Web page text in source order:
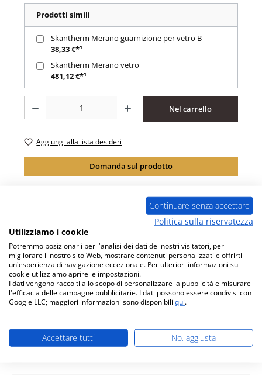
Prodotti simili
Skantherm Merano guarnizione per vetro B
38,33 €*¹
Skantherm Merano vetro
481,12 €*¹
Nel carrello
Aggiungi alla lista desideri
Domanda sul prodotto
Descrizione
originale pietra laterale a sinistra B per stufa a legna
Skantherm Merano Ci sono diversi modelli per la
Skantherm Merano.…Di più
Caratteristiche
Continuare senza accettare
Politica sulla riservatezza
Utilizziamo i cookie
Potremmo posizionarli per l'analisi dei dati dei nostri visitatori, per
migliorare il nostro sito Web, mostrare contenuti personalizzati e offrirti
un'esperienza di navigazione eccezionale. Per ulteriori informazioni sui
cookie utilizziamo aprire le impostazioni.
I dati vengono raccolti allo scopo di personalizzare la pubblicità e misurare
l'efficacia delle campagne pubblicitarie. I dati possono essere condivisi con
Google LLC; maggiori informazioni sono disponibili qui.
Accettare tutti No, aggiusta